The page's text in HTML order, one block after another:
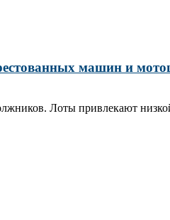
машин и
Лоты привлекают